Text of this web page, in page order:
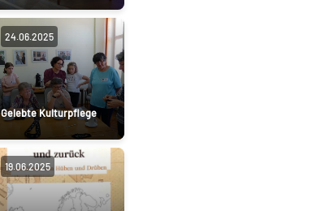
24.06.2025
Gelebte Kulturpflege
19.06.2025